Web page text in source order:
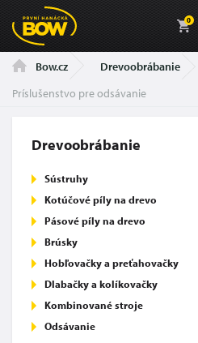
0
Bow.cz Drevoobrábanie
Príslušenstvo pre odsávanie
Drevoobrábanie
Sústruhy
Kotúčové píly na drevo
Pásové píly na drevo
Brúsky
Hobľovačky a preťahovačky
Dlabačky a kolíkovačky
Kombinované stroje
Odsávanie